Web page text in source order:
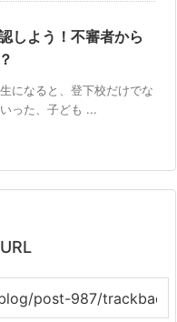
しよう！不審者から
になると、登下校だけでな
った、子ども ...